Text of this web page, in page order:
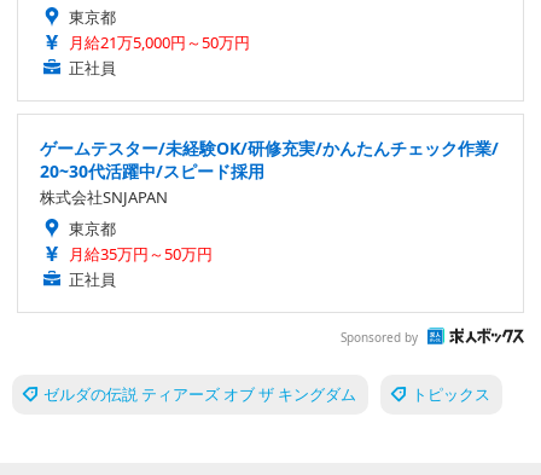
東京都
月給21万5,000円～50万円
正社員
ゲームテスター/未経験OK/研修充実/かんたんチェック作業/
20~30代活躍中/スピード採用
株式会社SNJAPAN
東京都
月給35万円～50万円
正社員
Sponsored by
ゼルダの伝説 ティアーズ オブ ザ キングダム トピックス